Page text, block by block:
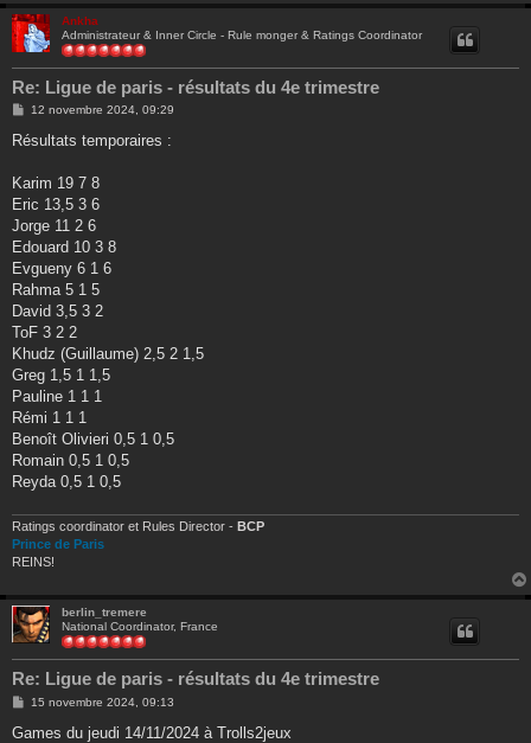
Ankha
Administrateur & Inner Circle - Rule monger & Ratings Coordinator
Re: Ligue de paris - résultats du 4e trimestre
M
s
g
12 novembre 2024, 09:29
Résultats temporaires :
Karim 19 7 8
Eric 13,5 3 6
Jorge 11 2 6
Edouard 10 3 8
Evgueny 6 1 6
Rahma 5 1 5
David 3,5 3 2
ToF 3 2 2
Khudz (Guillaume) 2,5 2 1,5
Greg 1,5 1 1,5
Pauline 1 1 1
Rémi 1 1 1
Benoît Olivieri 0,5 1 0,5
Romain 0,5 1 0,5
Reyda 0,5 1 0,5
Ratings coordinator et Rules Director - BCP
Prince de Paris
REINS!
berlin_tremere
National Coordinator, France
Re: Ligue de paris - résultats du 4e trimestre
M
s
15 novembre 2024, 09:13
Games du jeudi 14/11/2024 à Trolls2jeux